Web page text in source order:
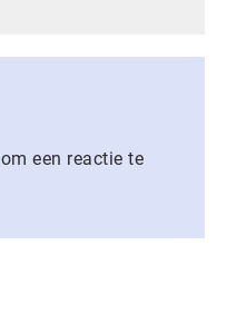
om een reactie te